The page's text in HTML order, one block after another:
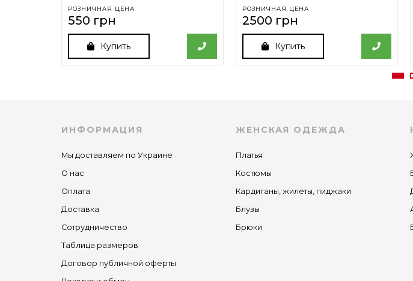
РОЗНИЧНАЯ ЦЕНА
550 грн
Купить
РОЗНИЧНАЯ ЦЕНА
2500 грн
Купить
ИНФОРМАЦИЯ
Мы доставляем по Украине
О нас
Оплата
Доставка
Сотрудничество
Таблица размеров
Договор публичной оферты
ЖЕНСКАЯ ОДЕЖДА
Платья
Костюмы
Кардиганы, жилеты, пиджаки
Блузы
Брюки